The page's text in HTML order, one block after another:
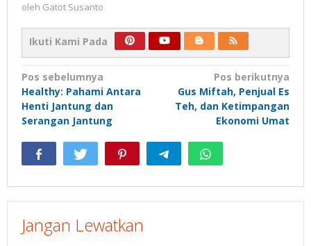
oleh Gatot Susanto
Ikuti Kami Pada
Navigasi
pos
Pos sebelumnya
Healthy: Pahami Antara
Henti Jantung dan
Serangan Jantung
Pos berikutnya
Gus Miftah, Penjual Es
Teh, dan Ketimpangan
Ekonomi Umat
Jangan Lewatkan